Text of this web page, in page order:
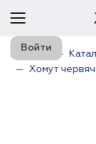
Войти
Главная
Хомут